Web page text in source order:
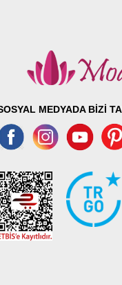
MEDYADA BİZİ